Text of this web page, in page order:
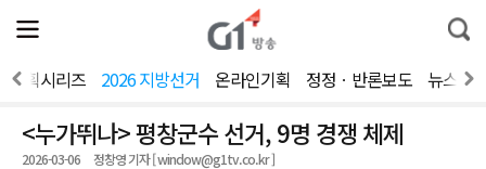
전
체
뉴
열
통
합
색
기획시리즈 2026 지방선거 온라인기획 정정ㆍ반론보도 뉴스제
<누가뛰나> 평창군수 선거, 9명 경쟁 체제
2026-03-06 정창영 기자 [ window@g1tv.co.kr ]